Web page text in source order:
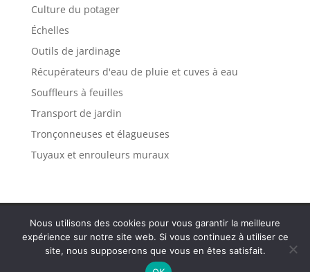
Culture du potager
Échelles
Outils de jardinage
Récupérateurs d'eau de pluie et cuves à eau
Souffleurs à feuilles
Transport de jardin
Tronçonneuses et élagueuses
Tuyaux et enrouleurs muraux
Politique de confidentialité
Mentions légales
Plan de site
Contact
Nous utilisons des cookies pour vous garantir la meilleure
expérience sur notre site web. Si vous continuez à utiliser ce
site, nous supposerons que vous en êtes satisfait.